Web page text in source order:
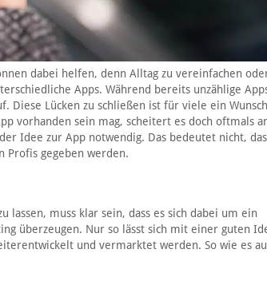
dabei helfen, denn Alltag zu vereinfachen
Apps. Während bereits unzählige
Diese Lücken zu schließen ist für viele ein
vorhanden sein mag, scheitert es doch oftmals
Idee zur App notwendig. Das bedeutet nicht,
Profis gegeben werden.
muss klar sein, dass es sich dabei um ein
überzeugen. Nur so lässt sich mit einer guten
und vermarktet werden. So wie es